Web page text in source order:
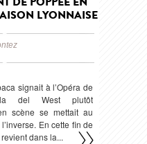
LYONNAISE
signait à l’Opéra de
del West plutôt
scène se mettait au
En cette fin de
dans la...